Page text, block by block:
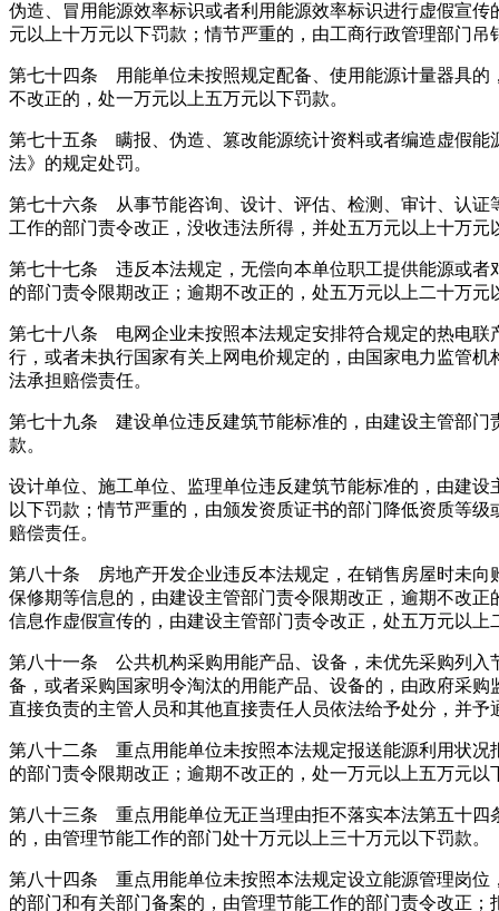
伪造、冒用能源效率标识或者利用能源效率标识进行虚假宣
元以上十万元以下罚款；情节严重的，由工商行政管理部门吊
第七十四条 用能单位未按照规定配备、使用能源计量器具的
不改正的，处一万元以上五万元以下罚款。
第七十五条 瞒报、伪造、篡改能源统计资料或者编造虚假能
法》的规定处罚。
第七十六条 从事节能咨询、设计、评估、检测、审计、认证
工作的部门责令改正，没收违法所得，并处五万元以上十万元
第七十七条 违反本法规定，无偿向本单位职工提供能源或者
的部门责令限期改正；逾期不改正的，处五万元以上二十万元
第七十八条 电网企业未按照本法规定安排符合规定的热电联
行，或者未执行国家有关上网电价规定的，由国家电力监管
法承担赔偿责任。
第七十九条 建设单位违反建筑节能标准的，由建设主管部门
款。
设计单位、施工单位、监理单位违反建筑节能标准的，由建
以下罚款；情节严重的，由颁发资质证书的部门降低资质等
赔偿责任。
第八十条 房地产开发企业违反本法规定，在销售房屋时未向
保修期等信息的，由建设主管部门责令限期改正，逾期不改
信息作虚假宣传的，由建设主管部门责令改正，处五万元以上
第八十一条 公共机构采购用能产品、设备，未优先采购列入
备，或者采购国家明令淘汰的用能产品、设备的，由政府采
直接负责的主管人员和其他直接责任人员依法给予处分，并予
第八十二条 重点用能单位未按照本法规定报送能源利用状况
的部门责令限期改正；逾期不改正的，处一万元以上五万元以
第八十三条 重点用能单位无正当理由拒不落实本法第五十四
的，由管理节能工作的部门处十万元以上三十万元以下罚款。
第八十四条 重点用能单位未按照本法规定设立能源管理岗位
的部门和有关部门备案的，由管理节能工作的部门责令改正